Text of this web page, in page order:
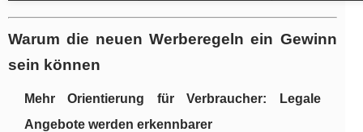
Warum die neuen Werberegeln ein Gewinn
sein können
Mehr Orientierung für Verbraucher: Legale
Angebote werden erkennbarer